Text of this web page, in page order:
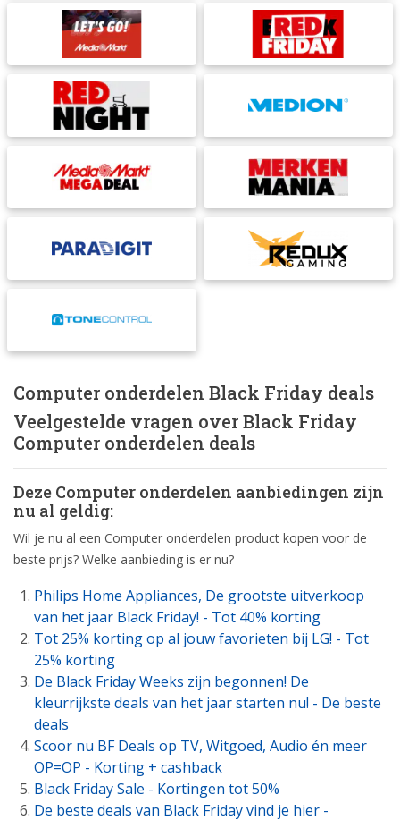
Computer onderdelen Black Friday deals
Veelgestelde vragen over Black Friday
Computer onderdelen deals
Deze Computer onderdelen aanbiedingen zijn
nu al geldig:
Wil je nu al een Computer onderdelen product kopen voor de
beste prijs? Welke aanbieding is er nu?
Philips Home Appliances, De grootste uitverkoop
van het jaar Black Friday! - Tot 40% korting
Tot 25% korting op al jouw favorieten bij LG! - Tot
25% korting
De Black Friday Weeks zijn begonnen! De
kleurrijkste deals van het jaar starten nu! - De beste
deals
Scoor nu BF Deals op TV, Witgoed, Audio én meer
OP=OP - Korting + cashback
Black Friday Sale - Kortingen tot 50%
De beste deals van Black Friday vind je hier -